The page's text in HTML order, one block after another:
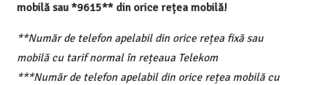
mobilă sau *9615** din orice rețea mobilă!
**Număr de telefon apelabil din orice rețea fixă sau
mobilă cu tarif normal în rețeaua Telekom
***Număr de telefon apelabil din orice rețea mobilă cu